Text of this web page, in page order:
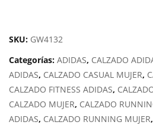
SKU: GW4132
Categorías: ADIDAS, CALZADO
ADIDAS, CALZADO CASUAL MUJER,
CALZADO FITNESS ADIDAS,
CALZADO MUJER, CALZADO
ADIDAS, CALZADO RUNNING MUJER,